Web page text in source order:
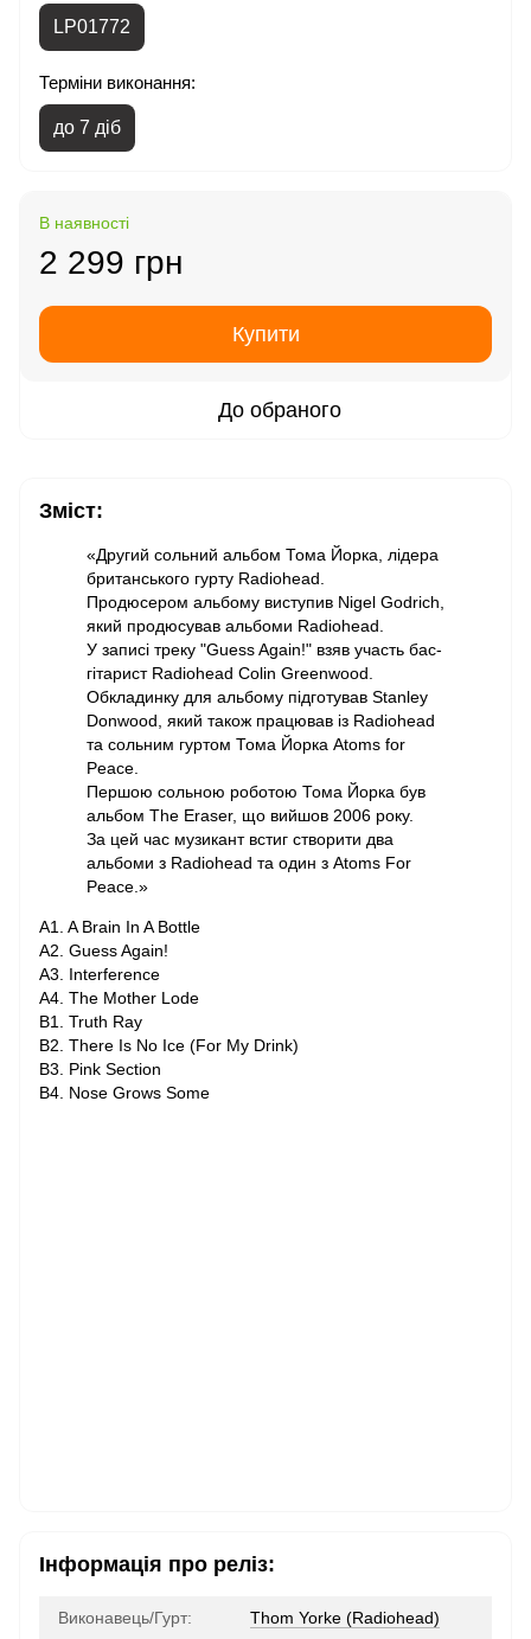
LP01772
Терміни виконання:
до 7 діб
В наявності
2 299 грн
Купити
До обраного
Зміст:
«Другий сольний альбом Тома Йорка, лідера
британського гурту Radiohead.
Продюсером альбому виступив Nigel Godrich,
який продюсував альбоми Radiohead.
У записі треку "Guess Again!" взяв участь бас-
гітарист Radiohead Colin Greenwood.
Обкладинку для альбому підготував Stanley
Donwood, який також працював із Radiohead
та сольним гуртом Тома Йорка Atoms for
Peace.
Першою сольною роботою Тома Йорка був
альбом The Eraser, що вийшов 2006 року.
За цей час музикант встиг створити два
альбоми з Radiohead та один з Atoms For
Peace.»
A1. A Brain In A Bottle
A2. Guess Again!
A3. Interference
A4. The Mother Lode
B1. Truth Ray
B2. There Is No Ice (For My Drink)
B3. Pink Section
B4. Nose Grows Some
Інформація про реліз:
Виконавець/Гурт: Thom Yorke (Radiohead)